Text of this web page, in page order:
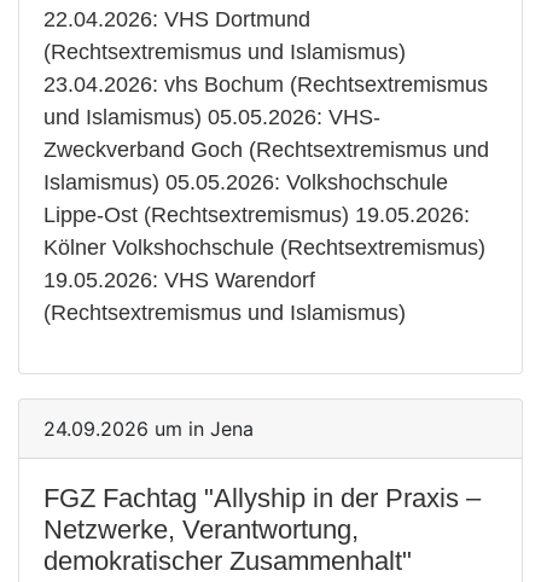
22.04.2026: VHS Dortmund
(Rechtsextremismus und Islamismus)
23.04.2026: vhs Bochum (Rechtsextremismus
und Islamismus) 05.05.2026: VHS-
Zweckverband Goch (Rechtsextremismus und
Islamismus) 05.05.2026: Volkshochschule
Lippe-Ost (Rechtsextremismus) 19.05.2026:
Kölner Volkshochschule (Rechtsextremismus)
19.05.2026: VHS Warendorf
(Rechtsextremismus und Islamismus)
24.09.2026 um in Jena
FGZ Fachtag "Allyship in der Praxis –
Netzwerke, Verantwortung,
demokratischer Zusammenhalt"